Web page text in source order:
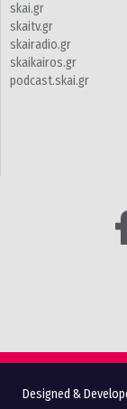
skai.gr
skaitv.gr
skairadio.gr
skaikairos.gr
podcast.skai.gr
Designed &